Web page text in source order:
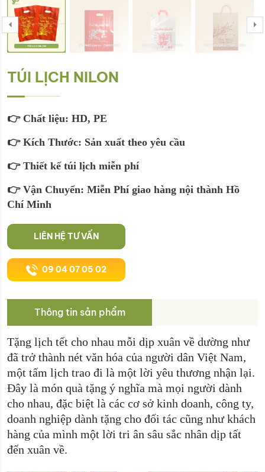
TÚI LỊCH NILON
👉 Chất liệu: HD, PE
👉 Kích Thước: Sản xuất theo yêu cầu
👉 Thiết kế túi lịch miễn phí
👉 Vận Chuyển: Miễn Phí giao hàng nội thành Hồ
Chí Minh
LIÊN HỆ TƯ VẤN
09 04 07 05 02
Thông tin sản phẩm
Tặng lịch tết cho nhau mỗi dịp xuân về dường như
đã trở thành nét văn hóa của người dân Việt Nam,
một tấm lịch trao đi là một lời yêu thương nhận lại.
Đây là món quà tặng ý nghĩa mà mọi người dành
cho nhau, đặc biệt là các cơ sở kinh doanh, công ty,
doanh nghiệp dành tặng cho đối tác cũng như khách
hàng của mình một lời tri ân sâu sắc nhân dịp tất
đến xuân về.